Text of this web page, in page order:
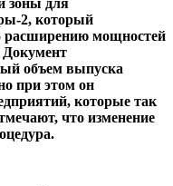
2, который
расширению мощностей
Документ
объем выпуска
при этом он
которые так
что изменение